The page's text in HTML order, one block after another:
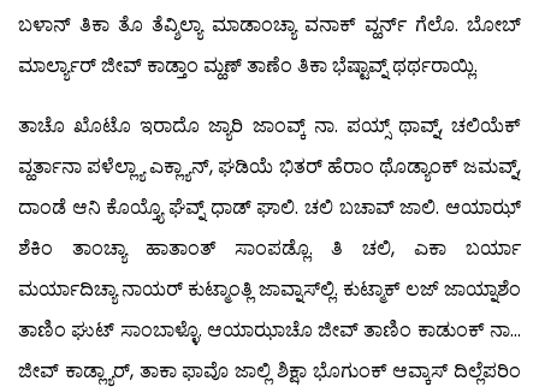
ಬಳಾನ್ ತಿಕಾ ತೊ ತೆವ್ಶಿಲ್ಯಾ ಮಾಡಾಂಚ್ಯಾ ವನಾಕ್ ವ್ಹರ್ನ್ ಗೆಲೊ. ಬೋಬ್
ಮಾರ್ಲ್ಯಾರ್ ಜೀವ್ ಕಾಡ್ತಾಂ ಮ್ಹಣ್ ತಾಣೆಂ ತಿಕಾ ಭೆಷ್ಟಾವ್ನ್ ಥರ್ಥರಾಯ್ಲಿ.
ತಾಚೊ ಖೊಟೊ ಇರಾದೊ ಜ್ಯಾರಿ ಜಾಂವ್ಕ್ ನಾ. ಪಯ್ಸ್ ಥಾವ್ನ್, ಚಲಿಯೆಕ್
ವ್ಹರ್ತಾನಾ ಪಳೆಲ್ಲ್ಯಾ ಎಕ್ಲ್ಯಾನ್, ಘಡಿಯೆ ಭಿತರ್ ಹೆರಾಂ ಥೊಡ್ಯಾಂಕ್ ಜಮವ್ನ್,
ದಾಂಡೆ ಆನಿ ಕೊಯ್ತ್ಯೊ ಘೆವ್ನ್ ಧಾಡ್ ಘಾಲಿ. ಚಲಿ ಬಚಾವ್ ಜಾಲಿ. ಆಯಾಝ್
ಶೆಕಿಂ ತಾಂಚ್ಯಾ ಹಾತಾಂತ್ ಸಾಂಪಡ್ಲೊ. ತಿ ಚಲಿ, ಎಕಾ ಬರ್ಯಾ
ಮರ್ಯಾದಿಚ್ಯಾ ನಾಯರ್ ಕುಟ್ಮಾಂತ್ಲಿ ಜಾವ್ನಾಸ್‍ಲ್ಲಿ. ಕುಟ್ಮಾಕ್ ಲಜ್ ಜಾಯ್ನಾಶೆಂ
ತಾಣಿಂ ಘುಟ್ ಸಾಂಬಾಳ್ಳೊ. ಆಯಾಝಾಚೊ ಜೀವ್ ತಾಣಿಂ ಕಾಡುಂಕ್ ನಾ…
ಜೀವ್ ಕಾಡ್ಲ್ಯಾರ್, ತಾಕಾ ಫಾವೊ ಜಾಲ್ಲಿ ಶಿಕ್ಷಾ ಭೊಗುಂಕ್ ಆವ್ಕಾಸ್ ದಿಲ್ಲೆಪರಿಂ